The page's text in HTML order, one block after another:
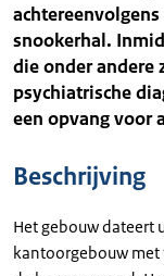
snookerhal.
die onder andere
psychiatrische
een opvang voor
Beschrijving
Het gebouw dateert
kantoorgebouw met